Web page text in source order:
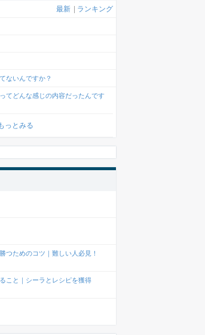
最新 ランキング
ないんですか？
てどんな感じの内容だったんです
っとみる
つためのコツ｜難しい人必見！
こと｜シーラとレシピを獲得